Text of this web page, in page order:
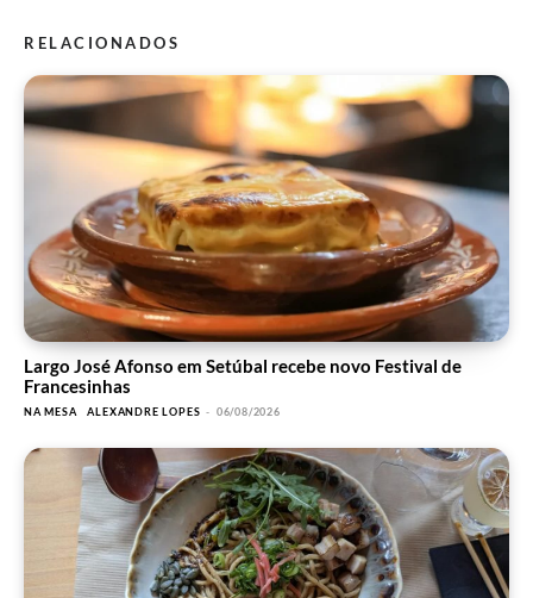
RELACIONADOS
Largo José Afonso em Setúbal recebe novo Festival de
Francesinhas
NA MESA ALEXANDRE LOPES - 06/08/2026